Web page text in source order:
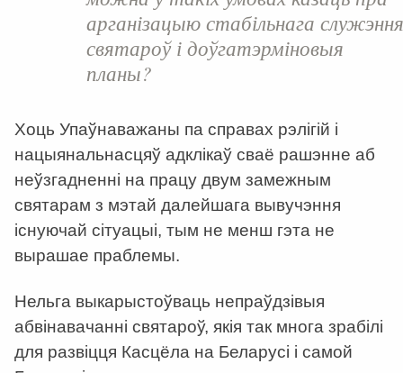
арганізацыю стабільнага служэння
святароў і доўгатэрміновыя
планы?
Хоць Упаўнаважаны па справах рэлігій і
нацыянальнасцяў адклікаў сваё рашэнне аб
неўзгадненні на працу двум замежным
святарам з мэтай далейшага вывучэння
існуючай сітуацыі, тым не менш гэта не
вырашае праблемы.
Нельга выкарыстоўваць непраўдзівыя
абвінавачанні святароў, якія так многа зрабілі
для развіцця Касцёла на Беларусі і самой